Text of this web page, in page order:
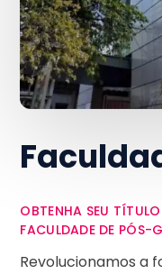
OBTENHA SEU
FACULDADE DE
Revolucionamos a